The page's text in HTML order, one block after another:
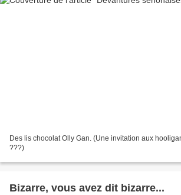
Des lis chocolat Olly Gan. (Une invitation aux
???)
Bizarre, vous avez dit bizarre...